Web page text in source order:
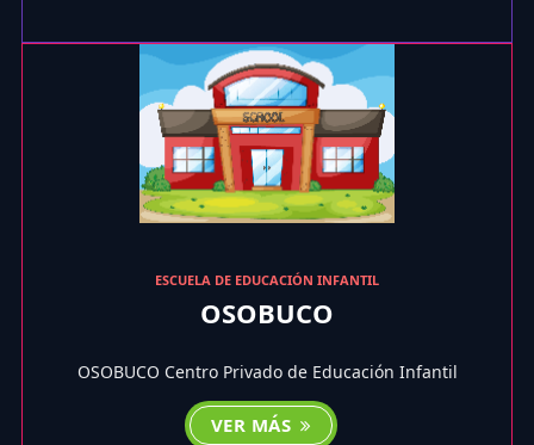
ESCUELA DE EDUCACIÓN INFANTIL
OSOBUCO
OSOBUCO Centro Privado de Educación Infantil
VER MÁS